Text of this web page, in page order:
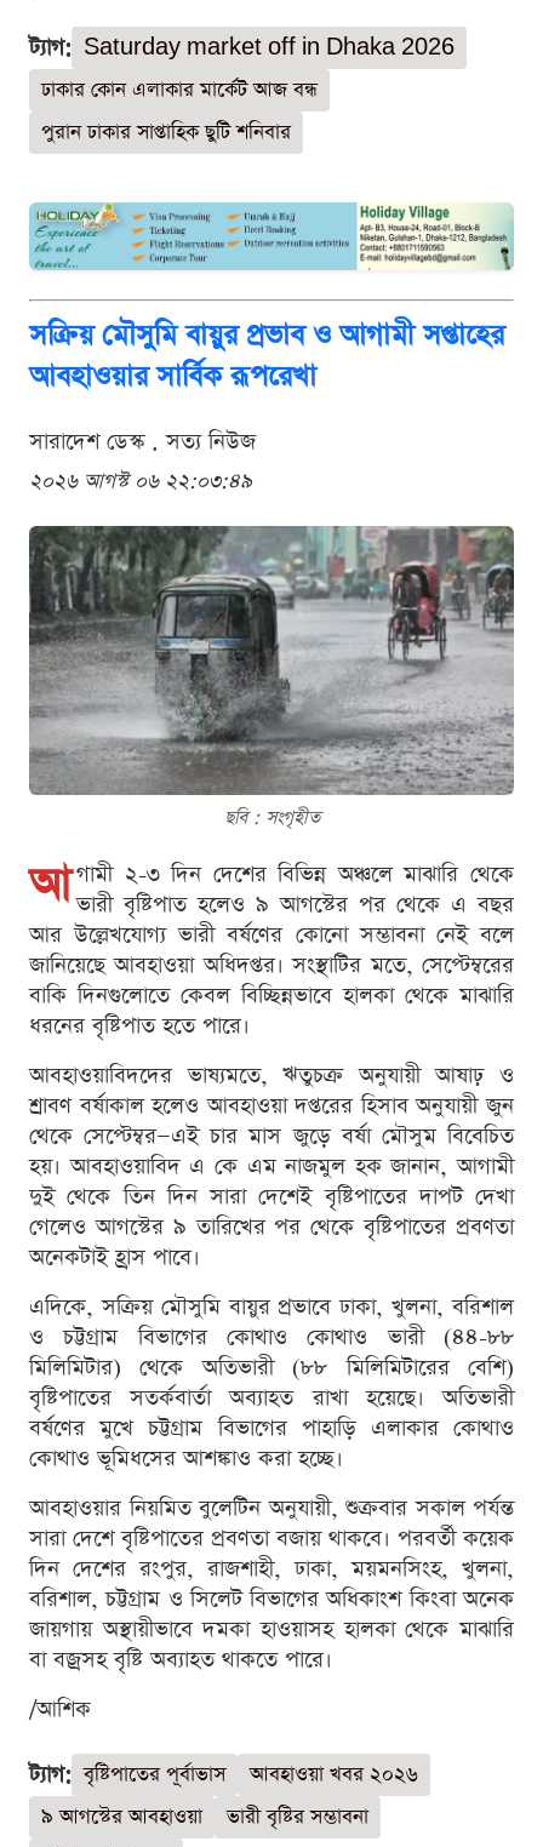
ট্যাগ: Saturday market off in Dhaka 2026
ঢাকার কোন এলাকার মার্কেট আজ বন্ধ
পুরান ঢাকার সাপ্তাহিক ছুটি শনিবার
সক্রিয় মৌসুমি বায়ুর প্রভাব ও আগামী সপ্তাহের
আবহাওয়ার সার্বিক রূপরেখা
সারাদেশ ডেস্ক . সত্য নিউজ
২০২৬ আগস্ট ০৬ ২২:০৩:৪৯
ছবি : সংগৃহীত
আ গামী ২-৩ দিন দেশের বিভিন্ন অঞ্চলে মাঝারি থেকে
ভারী বৃষ্টিপাত হলেও ৯ আগস্টের পর থেকে এ বছর
আর উল্লেখযোগ্য ভারী বর্ষণের কোনো সম্ভাবনা নেই বলে
জানিয়েছে আবহাওয়া অধিদপ্তর। সংস্থাটির মতে, সেপ্টেম্বরের
বাকি দিনগুলোতে কেবল বিচ্ছিন্নভাবে হালকা থেকে মাঝারি
ধরনের বৃষ্টিপাত হতে পারে।
আবহাওয়াবিদদের ভাষ্যমতে, ঋতুচক্র অনুযায়ী আষাঢ় ও
শ্রাবণ বর্ষাকাল হলেও আবহাওয়া দপ্তরের হিসাব অনুযায়ী জুন
থেকে সেপ্টেম্বর—এই চার মাস জুড়ে বর্ষা মৌসুম বিবেচিত
হয়। আবহাওয়াবিদ এ কে এম নাজমুল হক জানান, আগামী
দুই থেকে তিন দিন সারা দেশেই বৃষ্টিপাতের দাপট দেখা
গেলেও আগস্টের ৯ তারিখের পর থেকে বৃষ্টিপাতের প্রবণতা
অনেকটাই হ্রাস পাবে।
এদিকে, সক্রিয় মৌসুমি বায়ুর প্রভাবে ঢাকা, খুলনা, বরিশাল
ও চট্টগ্রাম বিভাগের কোথাও কোথাও ভারী (৪৪-৮৮
মিলিমিটার) থেকে অতিভারী (৮৮ মিলিমিটারের বেশি)
বৃষ্টিপাতের সতর্কবার্তা অব্যাহত রাখা হয়েছে। অতিভারী
বর্ষণের মুখে চট্টগ্রাম বিভাগের পাহাড়ি এলাকার কোথাও
কোথাও ভূমিধসের আশঙ্কাও করা হচ্ছে।
আবহাওয়ার নিয়মিত বুলেটিন অনুযায়ী, শুক্রবার সকাল পর্যন্ত
সারা দেশে বৃষ্টিপাতের প্রবণতা বজায় থাকবে। পরবর্তী কয়েক
দিন দেশের রংপুর, রাজশাহী, ঢাকা, ময়মনসিংহ, খুলনা,
বরিশাল, চট্টগ্রাম ও সিলেট বিভাগের অধিকাংশ কিংবা অনেক
জায়গায় অস্থায়ীভাবে দমকা হাওয়াসহ হালকা থেকে মাঝারি
বা বজ্রসহ বৃষ্টি অব্যাহত থাকতে পারে।
/আশিক
ট্যাগ: বৃষ্টিপাতের পূর্বাভাস
আবহাওয়া খবর ২০২৬
৯ আগস্টের আবহাওয়া
ভারী বৃষ্টির সম্ভাবনা